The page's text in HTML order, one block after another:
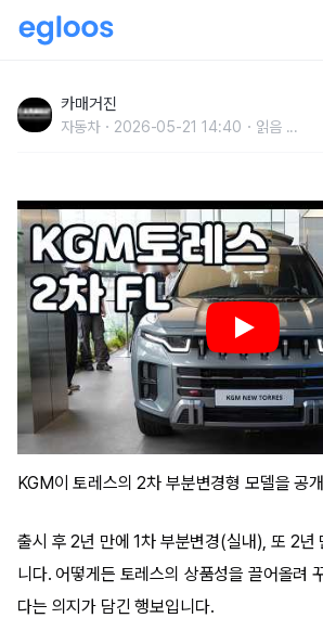
경
카매거진
자동차 2026-05-21 14:40 읽음 ...
KGM이 토레스의 2차 부분변경형 모델을 공
출시 후 2년 만에 1차 부분변경(실내), 또 2년
니다. 어떻게든 토레스의 상품성을 끌어올려
다는 의지가 담긴 행보입니다.